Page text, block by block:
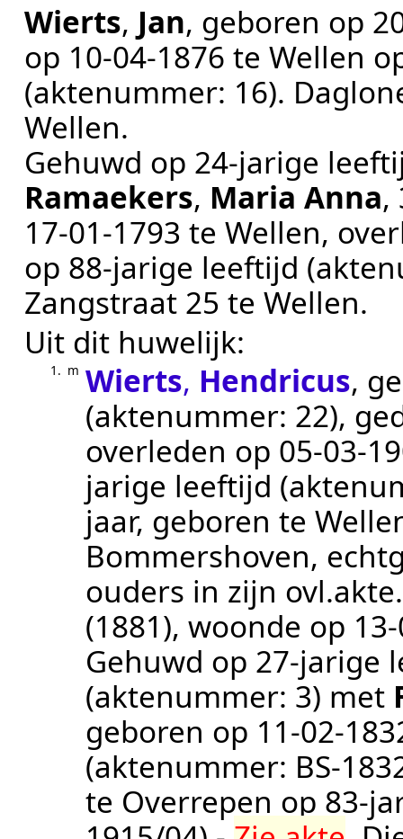
Wierts, Jan, geboren op
op 10‑04‑1876 teWellen
(aktenummer: 16).
Wellen.
Gehuwd op 24-jarige
Ramaekers, Maria Anna,
17‑01‑1793 teWellen,
op 88-jarige leeftijd
Zangstraat 25 teWellen.
Uit dit huwelijk:
1. m Wierts, Hendricus,
(aktenummer: 22),
overleden op
jarige leeftijd
jaar, geboren te
Bommershoven,
ouders in zijn ovl.akte.
(1881), woonde op
Gehuwd op 27-jarige
(aktenummer: 3) met
geboren op
(aktenummer: BS-
te Overrepen op 83-